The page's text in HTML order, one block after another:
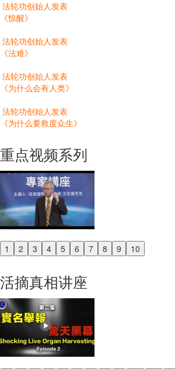
法轮功创始人发表
《惊醒》
法轮功创始人发表
《法难》
法轮功创始人发表
《为什么会有人类》
法轮功创始人发表
《为什么要救度众生》
重点视频系列
1 2 3 4 5 6 7 8 9 10
Previous
活摘真相讲座